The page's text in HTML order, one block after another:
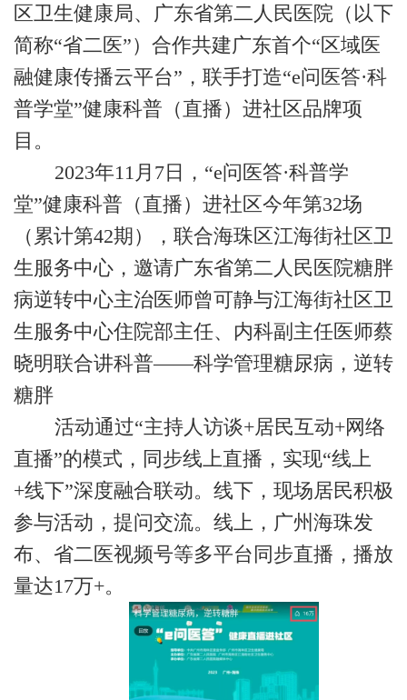
区卫生健康局、广东省第二人民医院（以下
简称“省二医”）合作共建广东首个“区域医
融健康传播云平台”，联手打造“e问医答·科
普学堂”健康科普（直播）进社区品牌项
目。
2023年11月7日，“e问医答·科普学
堂”健康科普（直播）进社区今年第32场
（累计第42期），联合海珠区江海街社区卫
生服务中心，邀请广东省第二人民医院糖胖
病逆转中心主治医师曾可静与江海街社区卫
生服务中心住院部主任、内科副主任医师蔡
晓明联合讲科普——科学管理糖尿病，逆转
糖胖
活动通过“主持人访谈+居民互动+网络
直播”的模式，同步线上直播，实现“线上
+线下”深度融合联动。线下，现场居民积极
参与活动，提问交流。线上，广州海珠发
布、省二医视频号等多平台同步直播，播放
量达17万+。